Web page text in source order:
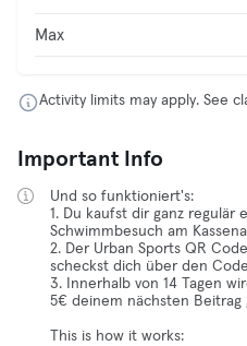
Max
Activity limits may apply. See
Important Info
Und so funktioniert's:
1. Du kaufst dir ganz
Schwimmbesuch am
2. Der Urban Sports QR
scheckst dich über den
3. Innerhalb von 14 Tagen
5€ deinem nächsten Beitrag
This is how it works: